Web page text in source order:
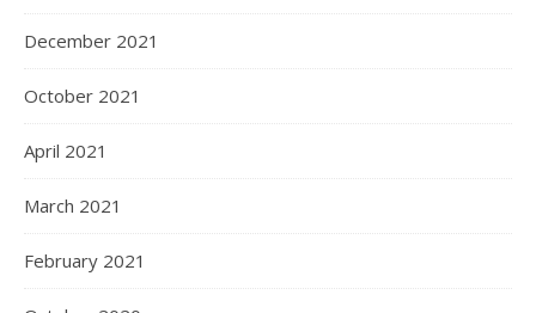
December 2021
October 2021
April 2021
March 2021
February 2021